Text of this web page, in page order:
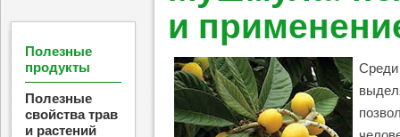
и
Среди
Полезные
продукты
Полезные
свойства трав
и растений